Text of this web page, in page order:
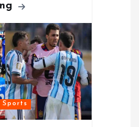
Sports